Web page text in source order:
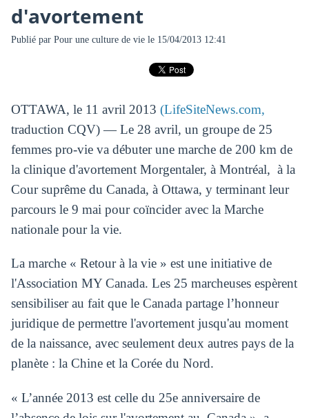
d'avortement
Publié par Pour une culture de viele 15/04/2013 12:41
OTTAWA, le 11 avril 2013 (LifeSiteNews.com,
traduction CQV) — Le 28 avril, un groupe de 25
femmes pro-vie va débuter une marche de 200 km de
la clinique d'avortement Morgentaler, à Montréal, à la
Cour suprême du Canada, à Ottawa, y terminant leur
parcours le 9 mai pour coïncider avec la Marche
nationale pour la vie.
La marche « Retour à la vie » est une initiative de
l'Association MY Canada. Les 25 marcheuses espèrent
sensibiliser au fait que le Canada partage l’honneur
juridique de permettre l'avortement jusqu'au moment
de la naissance, avec seulement deux autres pays de la
planète : la Chine et la Corée du Nord.
« L’année 2013 est celle du 25e anniversaire de